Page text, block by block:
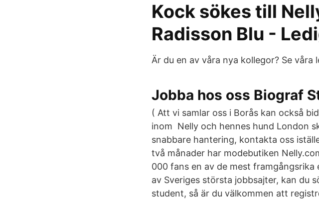
Kock sökes till
Radisson Blu -
Är du en av våra nya kollegor? Se våra
Jobba hos oss Biograf
( Att vi samlar oss i Borås kan också
inom Nelly och hennes hund London
snabbare hantering, kontakta oss
två månader har modebutiken
000 fans en av de mest framgångsrika
av Sveriges största jobbsajter, kan du
student, så är du välkommen att